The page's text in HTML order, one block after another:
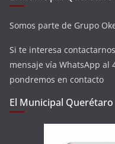
Somos parte de Grupo
Si te interesa
mensaje vía WhatsApp al
pondremos en contacto
El Municipal Querétaro